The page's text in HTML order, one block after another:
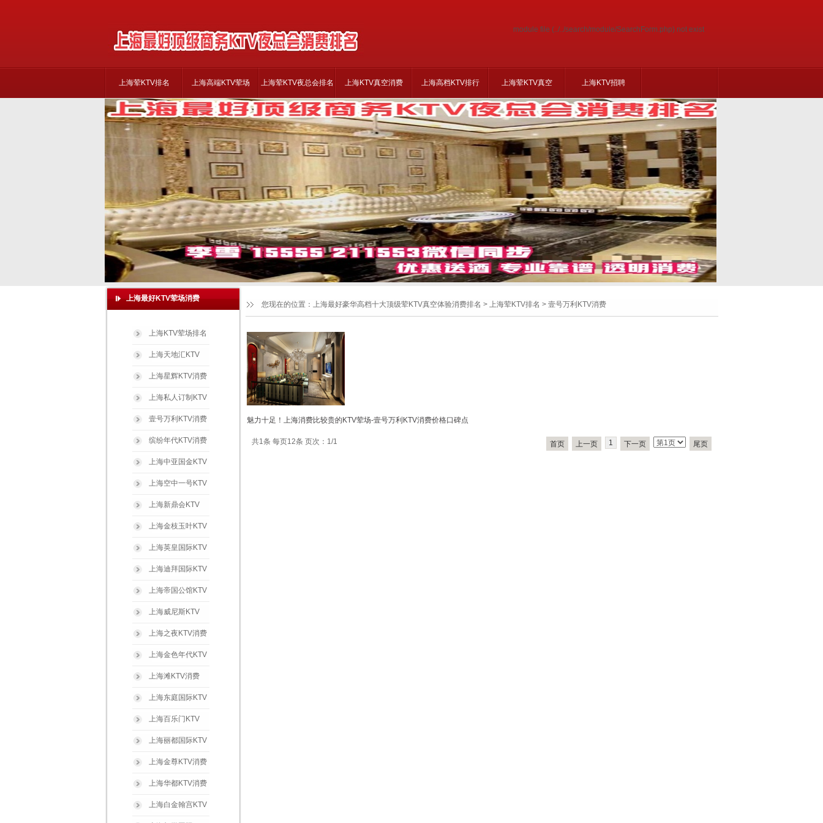
上海荤KTV排名 上海高端KTV荤场 上海荤KTV夜总会排名 上海KTV真空消费 上海高档KTV排行 上海荤KTV真空 上海KTV招聘
module file (../../search/module/SearchForm.php) not exist
魅力十足！上海消费比较贵的KTV荤场-壹号万利KTV消费价格口碑点
共1条 每页12条 页次：1/1 首页 上一页 1 下一页 尾页
您现在的位置： 上海最好豪华高档十大顶级荤KTV真空体验消费排名 > 上海荤KTV排名 > 壹号万利KTV消费
上海最好KTV荤场消费
上海KTV荤场排名
上海天地汇KTV
上海星辉KTV消费
上海私人订制KTV
壹号万利KTV消费
缤纷年代KTV消费
上海中亚国金KTV
上海空中一号KTV
上海新鼎会KTV
上海金枝玉叶KTV
上海英皇国际KTV
上海迪拜国际KTV
上海帝国公馆KTV
上海威尼斯KTV
上海之夜KTV消费
上海金色年代KTV
上海滩KTV消费
上海东庭国际KTV
上海百乐门KTV
上海丽都国际KTV
上海金尊KTV消费
上海华都KTV消费
上海白金翰宫KTV